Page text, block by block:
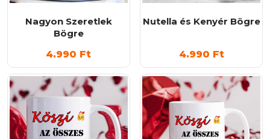
Nagyon Szeretlek
Bögre
4.990 Ft
Nutella és Kenyér Bögre
4.990 Ft